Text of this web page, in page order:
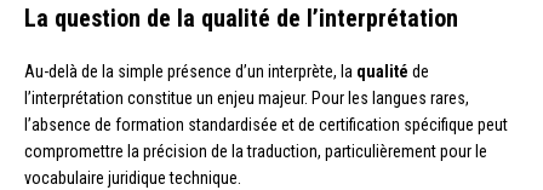
La question de la qualité de l’interprétation
Au-delà de la simple présence d’un interprète, la qualité de
l’interprétation constitue un enjeu majeur. Pour les langues rares,
l’absence de formation standardisée et de certification spécifique peut
compromettre la précision de la traduction, particulièrement pour le
vocabulaire juridique technique.